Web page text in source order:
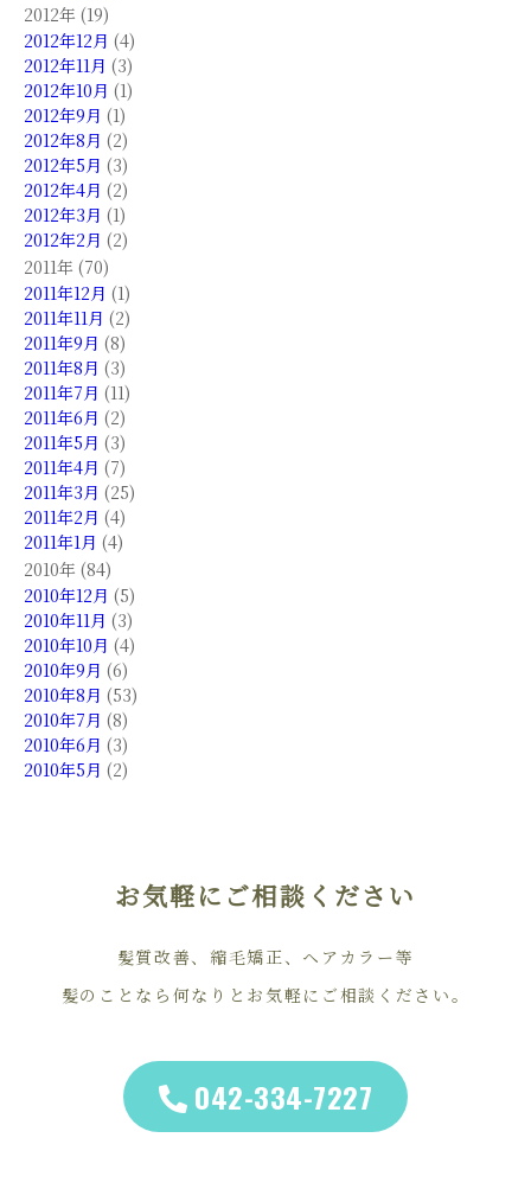
2012年 (19)
2012年12月 (4)
2012年11月 (3)
2012年10月 (1)
2012年9月 (1)
2012年8月 (2)
2012年5月 (3)
2012年4月 (2)
2012年3月 (1)
2012年2月 (2)
2011年 (70)
2011年12月 (1)
2011年11月 (2)
2011年9月 (8)
2011年8月 (3)
2011年7月 (11)
2011年6月 (2)
2011年5月 (3)
2011年4月 (7)
2011年3月 (25)
2011年2月 (4)
2011年1月 (4)
2010年 (84)
2010年12月 (5)
2010年11月 (3)
2010年10月 (4)
2010年9月 (6)
2010年8月 (53)
2010年7月 (8)
2010年6月 (3)
2010年5月 (2)
お気軽にご相談ください
髪質改善、縮毛矯正、ヘアカラー等
髪のことなら何なりとお気軽にご相談ください。
042-334-7227